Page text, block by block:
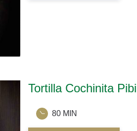
Tortilla Cochinita
80 MIN